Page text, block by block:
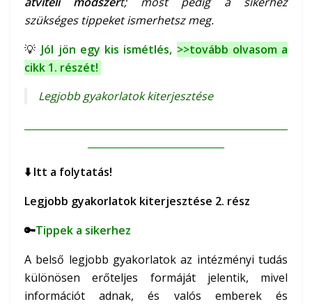
szükséges tippeket ismerhetsz meg.
💡 Jól jön egy kis ismétlés, >>tovább olvasom a
cikk 1. részét!
Legjobb gyakorlatok kiterjesztése
⬇️Itt a folytatás!
Legjobb gyakorlatok kiterjesztése 2. rész
🔑Tippek a sikerhez
A belső legjobb gyakorlatok az intézményi tudás
különösen erőteljes formáját jelentik, mivel
információt adnak, és valós emberek és